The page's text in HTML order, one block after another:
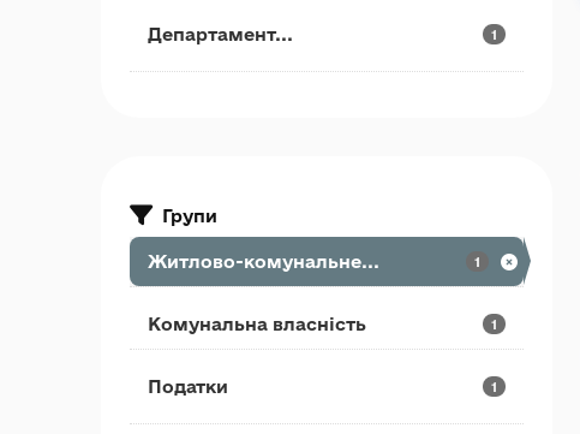
Департамент... 1
Групи
Житлово-комунальне... 1
Комунальна власність 1
Податки 1